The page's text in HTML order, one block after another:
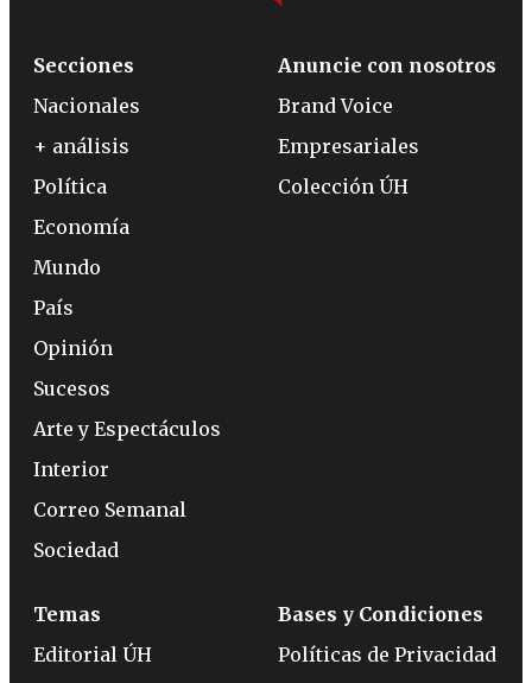
Secciones
Nacionales
+ análisis
Política
Economía
Mundo
País
Opinión
Sucesos
Arte y Espectáculos
Interior
Correo Semanal
Sociedad
Anuncie con nosotros
Brand Voice
Empresariales
Colección ÚH
Temas
Editorial ÚH
Bases y Condiciones
Políticas de Privacidad